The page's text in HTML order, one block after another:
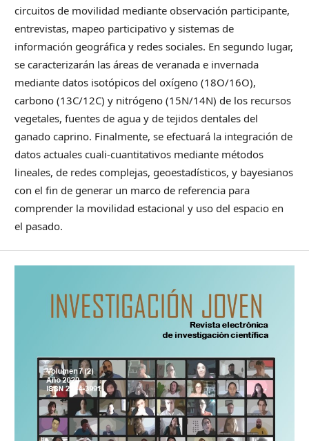
circuitos de movilidad mediante observación participante,
entrevistas, mapeo participativo y sistemas de
información geográfica y redes sociales. En segundo lugar,
se caracterizarán las áreas de veranada e invernada
mediante datos isotópicos del oxígeno (18O/16O),
carbono (13C/12C) y nitrógeno (15N/14N) de los recursos
vegetales, fuentes de agua y de tejidos dentales del
ganado caprino. Finalmente, se efectuará la integración de
datos actuales cuali-cuantitativos mediante métodos
lineales, de redes complejas, geoestadísticos, y bayesianos
con el fin de generar un marco de referencia para
comprender la movilidad estacional y uso del espacio en
el pasado.